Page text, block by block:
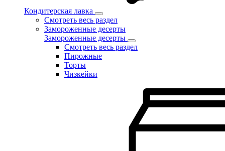
Кондитерская лавка
Смотреть весь раздел
Замороженные десерты
Замороженные десерты
Смотреть весь раздел
Пирожные
Торты
Чизкейки